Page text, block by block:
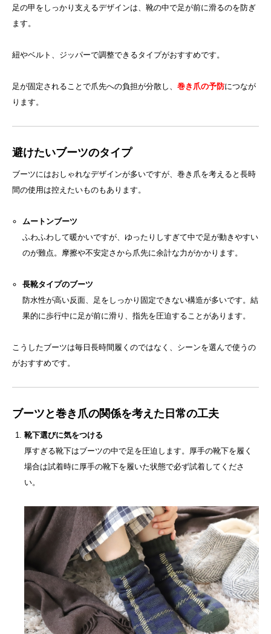
足の甲をしっかり支えるデザインは、靴の中で足が前に滑るのを防ぎ
ます。
紐やベルト、ジッパーで調整できるタイプがおすすめです。
足が固定されることで爪先への負担が分散し、 巻き爪の予防につなが
ります。
避けたいブーツのタイプ
ブーツにはおしゃれなデザインが多いですが、巻き爪を考えると長時
間の使用は控えたいものもあります。
ムートンブーツ
ふわふわして暖かいですが、ゆったりしすぎて中で足が動きやすい
のが難点。摩擦や不安定さから爪先に余計な力がかかります。
長靴タイプのブーツ
防水性が高い反面、足をしっかり固定できない構造が多いです。結
果的に歩行中に足が前に滑り、指先を圧迫することがあります。
こうしたブーツは毎日長時間履くのではなく、シーンを選んで使うの
がおすすめです。
ブーツと巻き爪の関係を考えた日常の工夫
靴下選びに気をつける
厚すぎる靴下はブーツの中で足を圧迫します。厚手の靴下を履く
場合は試着時に厚手の靴下を履いた状態で必ず試着してくださ
い。